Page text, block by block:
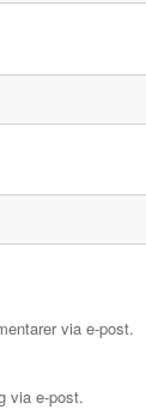
via e-post.
via e-post.